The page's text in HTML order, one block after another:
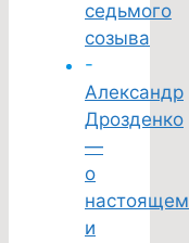
седьмого
созыва
-
Александр
Дрозденко
—
о
настоящем
и